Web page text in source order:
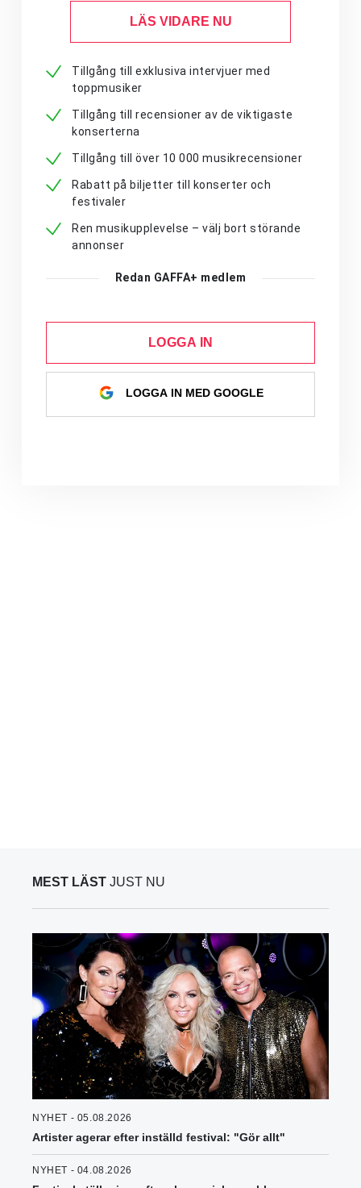
LÄS VIDARE NU
Tillgång till exklusiva intervjuer med
toppmusiker
Tillgång till recensioner av de viktigaste
konserterna
Tillgång till över 10 000 musikrecensioner
Rabatt på biljetter till konserter och
festivaler
Ren musikupplevelse – välj bort störande
annonser
Redan GAFFA+ medlem
LOGGA IN
LOGGA IN MED GOOGLE
MEST LÄST JUST NU
NYHET - 05.08.2026
Artister agerar efter inställd festival: "Gör allt"
NYHET - 04.08.2026